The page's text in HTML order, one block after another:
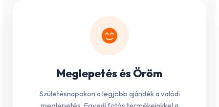
Meglepetés és Öröm
Születésnapokon a legjobb ajándék a valódi